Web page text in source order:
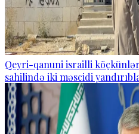
Qeyri-qanuni israilli
sahilində iki məscidi